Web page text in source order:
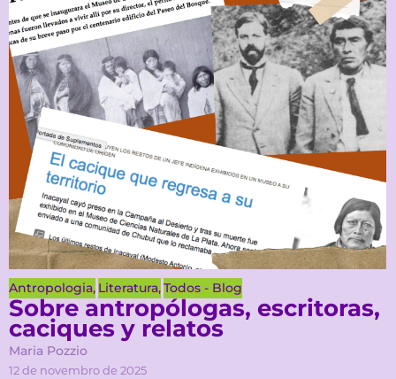
Antropologia, Literatura,Todos - Blog
Sobre antropólogas, escritoras,
caciques y relatos
Maria Pozzio
12 de novembro de 2025